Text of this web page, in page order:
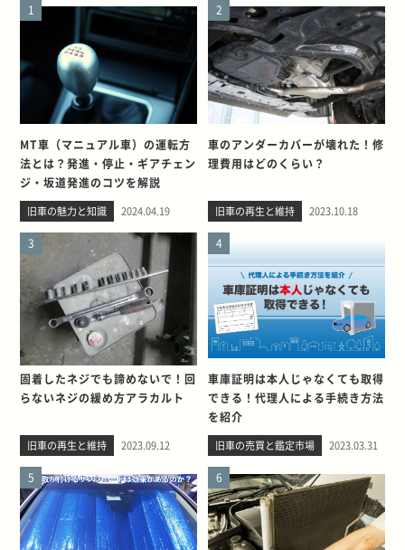
1
MT車（マニュアル車）の運転方
法とは？発進・停止・ギアチェン
ジ・坂道発進のコツを解説
旧車の魅力と知識 2024.04.19
2
車のアンダーカバーが壊れた！修
理費用はどのくらい？
旧車の再生と維持 2023.10.18
3
固着したネジでも諦めないで！回
らないネジの緩め方アラカルト
旧車の再生と維持 2023.09.12
4
車庫証明は本人じゃなくても取得
できる！代理人による手続き方法
を紹介
旧車の売買と鑑定市場 2023.03.31
5 6